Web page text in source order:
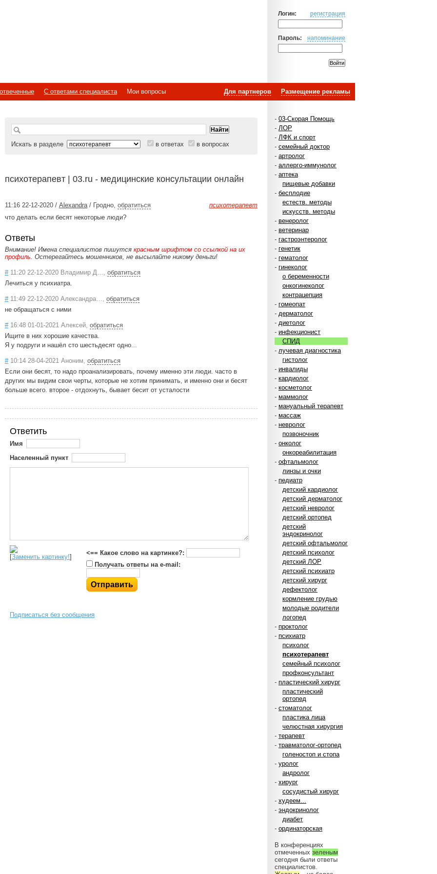
Логин: регистрация
Пароль: напоминание
Размещение рекламы
Для партнеров
С ответами специалиста
Мои вопросы
- 03-Скорая Помощь
- ЛОР
- ЛФК и спорт
- семейный доктор
- артролог
- аллерго-иммунолог
- аптека
пищевые добавки
- бесплодие
естеств. методы
искусств. методы
- венеролог
- ветеринар
- гастроэнтеролог
- генетик
- гематолог
- гинеколог
о беременности
онкогинеколог
контрацепция
- гомеопат
- дерматолог
- диетолог
- инфекционист
СПИД
- лучевая диагностика
гистолог
- инвалиды
- кардиолог
- косметолог
- маммолог
- мануальный терапевт
- массаж
- невролог
позвоночник
- онколог
онкореабилитация
- офтальмолог
линзы и очки
- педиатр
детский кардиолог
детский дерматолог
детский невролог
детский ортопед
детский
эндокринолог
детский офтальмолог
детский психолог
детский ЛОР
детский психиатр
детский хирург
дефектолог
кормление грудью
молодые родители
логопед
- проктолог
- психиатр
психолог
психотерапевт
семейный психолог
профконсультант
- пластический хирург
пластический
ортопед
- стоматолог
пластика лица
челюстная хирургия
- терапевт
- травматолог-ортопед
голеностоп и стопа
- уролог
андролог
- хирург
сосудистый хирург
- худеем...
- эндокринолог
диабет
- ординаторская
В конференциях
отмеченных зеленым
сегодня были ответы
специалистов.
Искать в разделе в ответах в вопросах
психотерапевт | 03.ru - медицинские консультации онлайн
психотерапевт
11:16 22-12-2020 / Alexandra/ Гродно, обратиться
что делать если бесят некоторые люди?
Ответы
Внимание! Имена специалистов пишутся красным шрифтом со ссылкой на их
профиль. Остерегайтесь мошенников, не высылайте никому деньги!
#11:20 22-12-2020 Владимир Д…, обратиться
Лечиться у психиатра.
#11:49 22-12-2020 Александра…, обратиться
не обращаться с ними
#16:48 01-01-2021 Алексей, обратиться
Ищите в них хорошие качества.
Я у подруги и нашёл сто шестьдесят одно...
#10:14 28-04-2021 Аноним, обратиться
Если они бесят, то надо проанализировать, почему именно эти люди. часто в
других мы видим свои черты, которые не хотим принимать, и именно они и бесят
больше всего. второе - отдохнуть, бывает бесит от усталости
Ответить
Имя
Населенный пункт
[Заменить картинку!]
<== Какое слово на картинке?:
Получать ответы на e-mail:
Подписаться без сообщения